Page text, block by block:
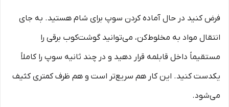
فرض کنید در حال آماده کردن سوپ برای شام هستید. به جای
انتقال مواد به مخلوط‌کن، می‌توانید گوشت‌کوب برقی را
مستقیماً داخل قابلمه قرار دهید و در چند ثانیه سوپ را کاملاً
یکدست کنید. این کار هم سریع‌تر است و هم ظرف کمتری کثیف
می‌شود.